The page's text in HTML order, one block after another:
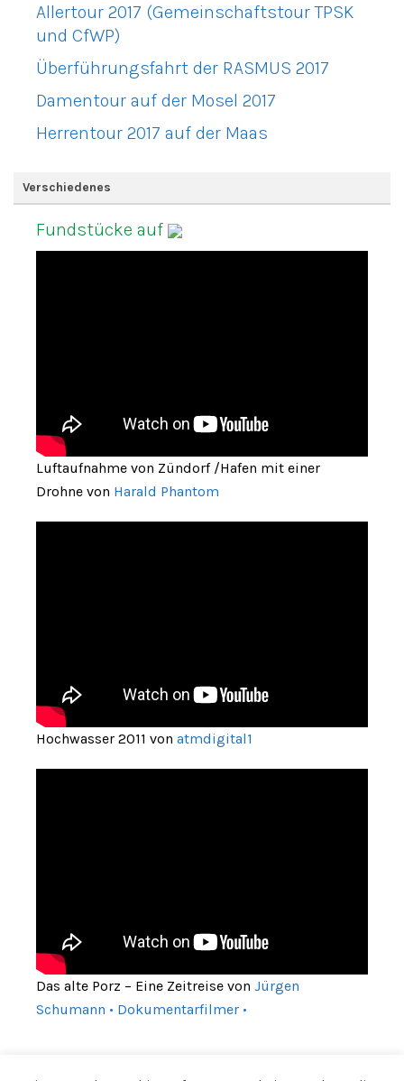
Allertour 2017 (Gemeinschaftstour TPSK
und CfWP)
Überführungsfahrt der RASMUS 2017
Damentour auf der Mosel 2017
Herrentour 2017 auf der Maas
Verschiedenes
Fundstücke auf
Luftaufnahme von Zündorf /Hafen mit einer
Drohne von Harald Phantom
Hochwasser 2011 von atmdigital1
Das alte Porz – Eine Zeitreise von Jürgen
Schumann • Dokumentarfilmer •